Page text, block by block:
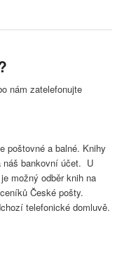
nám zatelefonujte
poštovné a balné. Knihy
náš bankovní účet. U
možný odběr knih na
České pošty.
telefonické domluvě.